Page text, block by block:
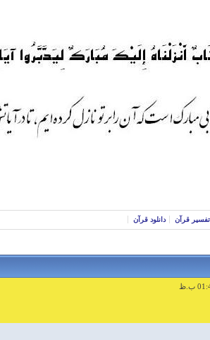
تفسیر قرآن دانلود قرآن